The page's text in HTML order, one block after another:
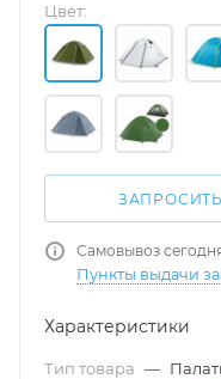
Цвет:
Самовывоз
Пункты выдачи
Характеристики
Тип товара —